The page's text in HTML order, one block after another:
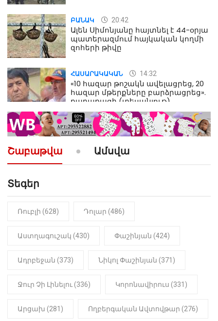
ԲԱՆԱԿ 20:42
Ալեն Սիմոնյանը հայտնել է 44-օրյա
պատերազմում հայկական կողմի
զոհերի թիվը
ՀԱՍԱՐԱԿԱԿԱՆ 14:32
«10 հազար թոշակն ավելացրեց, 20
հազար մթերքները բարձրացրեց».
քաղաքացի (տեսանյութ)
ՔԱՂԱՔԱԿԱՆ 10:52
«Լեզվիդ տալու փոխարեն
արտաբերիր այս երկու
նախադասությունը»․ Իշխան
Նիկոլ Փաշինյան
ԻՐԱԴԱՐՁԱՅԻՆ 22:01
մանկապղծության համար
մարմինը
Շաբաթվա Ամսվա
Տեգեր
Ռուբլի (628) Դոլար (486)
Աստղագուշակ (430) Փաշինյան (424)
Ադրբեջան (373) Նիկոլ Փաշինյան (371)
Ջուր Չի Լինելու (336) Կորոնավիրուս (331)
Արցախ (281) Ողբերգական Ավտովթար (276)